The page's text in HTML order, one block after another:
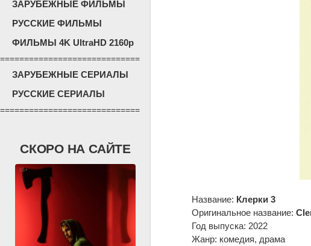
ЗАРУБЕЖНЫЕ ФИЛЬМЫ
РУССКИЕ ФИЛЬМЫ
ФИЛЬМЫ 4K UltraHD 2160p
=============================
ЗАРУБЕЖНЫЕ СЕРИАЛЫ
РУССКИЕ СЕРИАЛЫ
=============================
СКОРО НА САЙТЕ
Название: Клерки 3
Оригинальное название:
Год выпуска: 2022
Жанр: комедия, драма